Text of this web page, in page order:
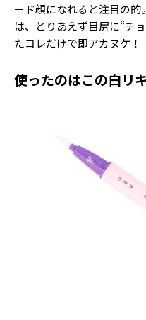
YouTube
FORTUNE
MISS
Seventeenについて
ード顔になれると注目の的
は、とりあえず目尻に“チ
たコレだけで即アカヌケ！
使ったのはこの白リ